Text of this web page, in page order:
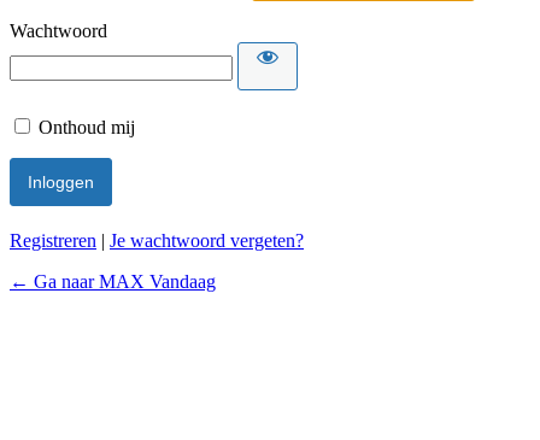
Wachtwoord
Onthoud mij
Registreren | Je wachtwoord vergeten?
← Ga naar MAX Vandaag